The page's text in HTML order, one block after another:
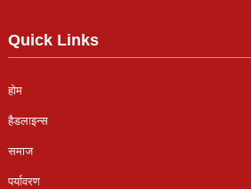
Quick Links
होम
हैडलाइन्स
समाज
पर्यावरण